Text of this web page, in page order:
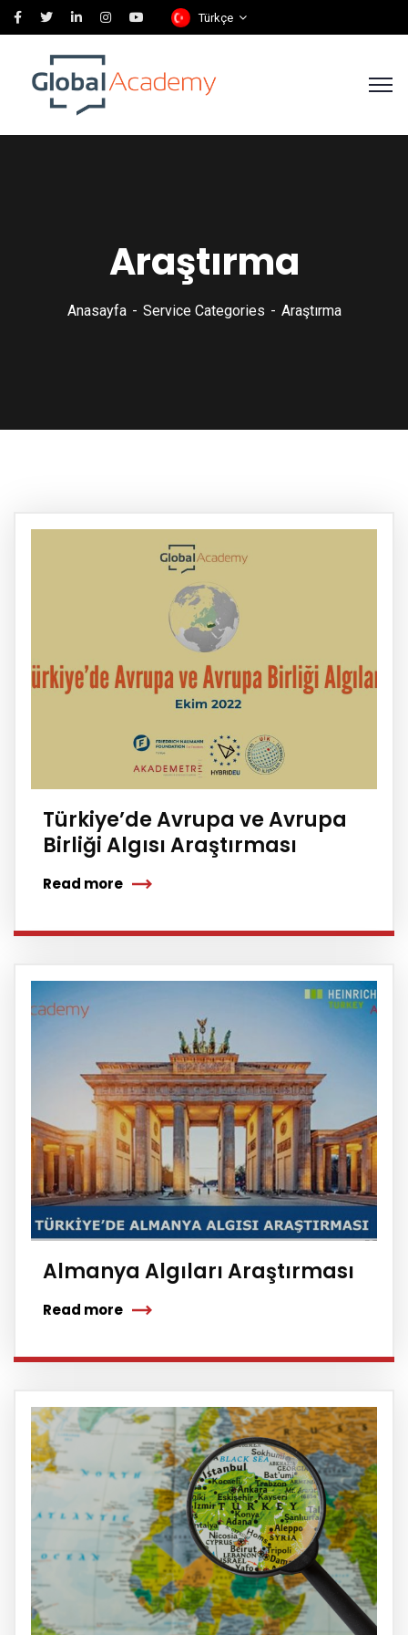
Türkçe
Araştırma
Anasayfa Service Categories Araştırma
Türkiye’de Avrupa ve Avrupa
Birliği Algısı Araştırması
Read more
Almanya Algıları Araştırması
Read more